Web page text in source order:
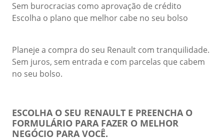
Sem burocracias como aprovação de crédito
Escolha o plano que melhor cabe no seu bolso
Planeje a compra do seu Renault com tranquilidade.
Sem juros, sem entrada e com parcelas que cabem
no seu bolso.
ESCOLHA O SEU RENAULT E PREENCHA O
FORMULÁRIO PARA FAZER O MELHOR
NEGÓCIO PARA VOCÊ.